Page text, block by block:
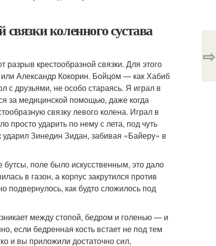
коленного сустава
разрыв крестообразной связки. Для этого
Александр Кокорин. Бойцом — как Хабиб
с друзьями, не особо стараясь. Я играл в
за медицинской помощью, даже когда
связку левого колена. Играл в
ударить по нему с лета, под чуть
Зинедин Зидан, забивая «Байеру» в
поле было искусственным, это дало
в газон, а корпус закрутился против
подвернулось, как будто сложилось под
между стопой, бедром и голенью — и
если бедренная кость встает не под тем
и вы приложили достаточно сил,
⇨